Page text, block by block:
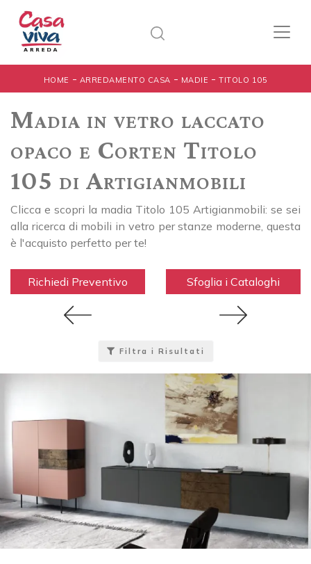
HOME - ARREDAMENTO CASA - MADIE -TITOLO 105
Madia in vetro laccato
opaco e Corten Titolo
105 di Artigianmobili
Clicca e scopri la madia Titolo 105 Artigianmobili: se sei
alla ricerca di mobili in vetro per stanze moderne, questa
è l'acquisto perfetto per te!
Richiedi Preventivo Sfoglia i Cataloghi
Filtra i Risultati